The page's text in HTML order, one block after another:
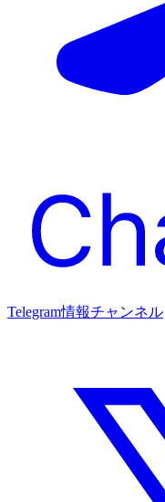
Telegram情報チャンネル